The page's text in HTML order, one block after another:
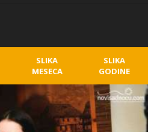
SLIKA
MESECA
SLIKA
GODINE